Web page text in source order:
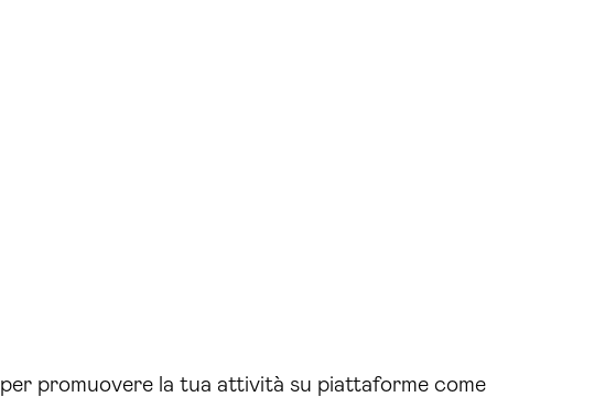
per promuovere la tua attività su piattaforme come